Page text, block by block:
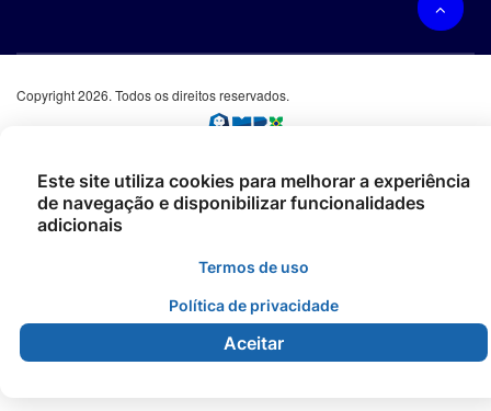
Copyright 2026. Todos os direitos reservados.
Este site utiliza cookies para melhorar a experiência
de navegação e disponibilizar funcionalidades
adicionais
Termos de uso
Política de privacidade
Aceitar